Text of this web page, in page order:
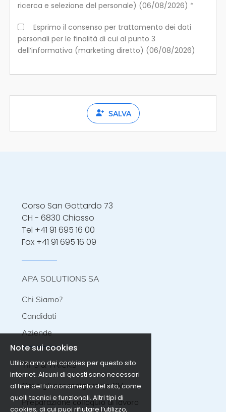
ricerca e selezione del personale) (06/08/2026) *
Esprimo il consenso per trattamento dei dati
personali per le finalità di cui al punto 3
dell’informativa (marketing diretto) (06/08/2026)
SALVA
Corso San Gottardo 73
CH - 6830 Chiasso
Tel +41 91 695 16 00
Fax +41 91 695 16 09
APA SOLUTIONS SA
Chi Siamo?
Candidati
Aziende
TIPS & TRICKS
Consigli per redigere un CV
Preparazione colloquio di lavoro
Note sui cookies
Utilizziamo dei cookies per questo sito
internet. Alcuni di questi sono necessari
al fine del funzionamento del sito, come
quelli tecnici e funzionali. Altri tipi di
cookies, di cui puoi rifiutare l’utilizzo,